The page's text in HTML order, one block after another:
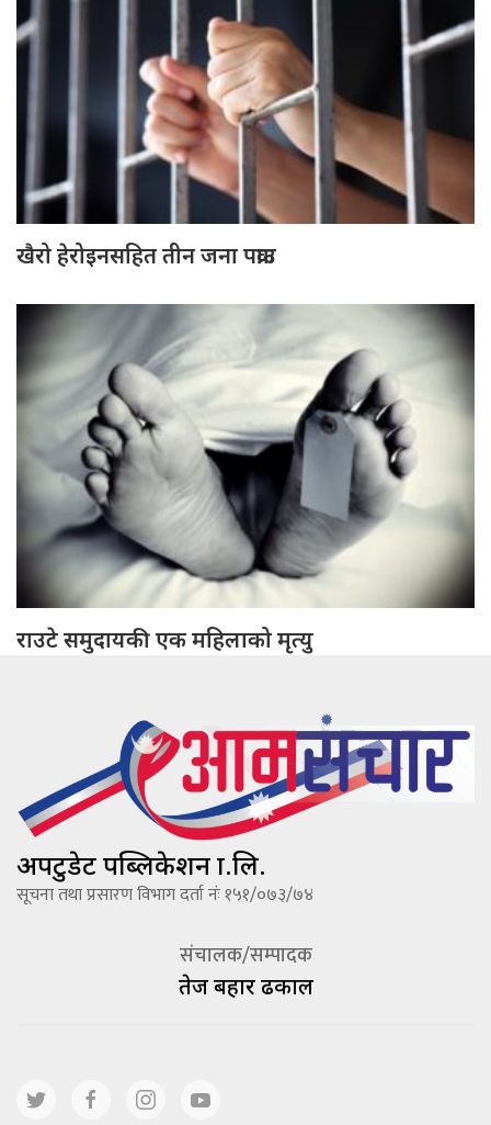
खैरो हेरोइनसहित तीन जना पक्राउ
राउटे समुदायकी एक महिलाको मृत्यु
अपटुडेट पब्लिकेशन प्रा.लि.
सूचना तथा प्रसारण विभाग दर्ता नंः १५१/०७३/७४
संचालक/सम्पादक
तेज बहादूर ढकाल